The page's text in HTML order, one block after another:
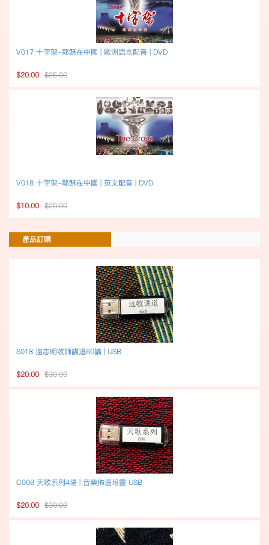
V017 十字架-耶穌在中國 | 歐洲語言配音 | DVD
$20.00 $25.00
V018 十字架-耶穌在中國 | 英文配音 | DVD
$10.00 $20.00
產品訂購
S018 遠志明牧師講道60講 | USB
$20.00 $30.00
C008 天歌系列4場 | 音樂佈道培靈 USB
$20.00 $30.00